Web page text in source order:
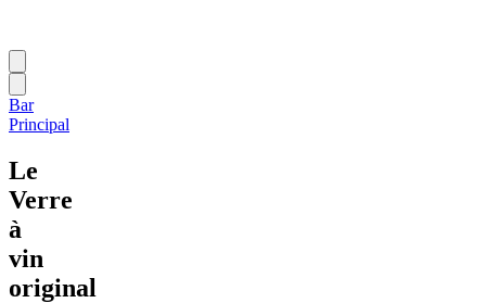
Bar
Principal
Le
Verre
à
vin
original